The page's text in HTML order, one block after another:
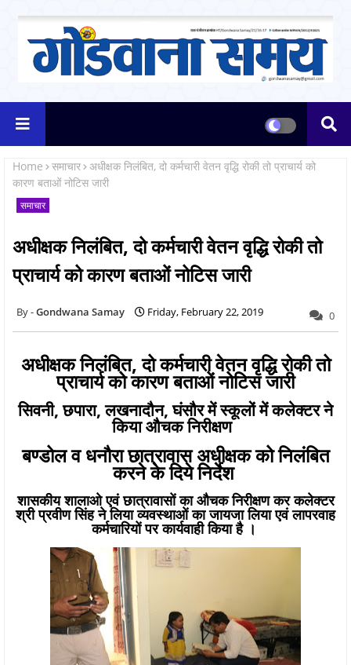
Home समाचार अधीक्षक निलंबित, दो कर्मचारी वेतन वृद्धि रोकी तो प्राचार्य को
कारण बताओं नोटिस जारी
समाचार
अधीक्षक निलंबित, दो कर्मचारी वेतन वृद्धि रोकी तो
प्राचार्य को कारण बताओं नोटिस जारी
Gondwana Samay Friday, February 22, 2019 0
अधीक्षक निलंबित, दो कर्मचारी वेतन वृद्धि रोकी तो
प्राचार्य को कारण बताओं नोटिस जारी
सिवनी, छपारा, लखनादौन, घंसौर में स्कूलों में कलेक्टर ने
किया औचक निरीक्षण
बण्डोल व धनौरा छात्रावास अधीक्षक को निलंबित
करने के दिये निर्देश
शासकीय शालाओ एवं छात्रावासों का औचक निरीक्षण कर कलेक्टर
श्री प्रवीण सिंह ने लिया व्यवस्थाओं का जायजा लिया एवं लापरवाह
कर्मचारियों पर कार्यवाही किया है ।